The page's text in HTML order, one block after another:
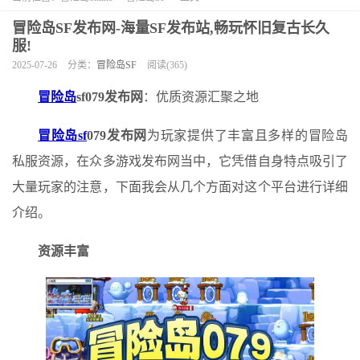
冒险岛SF发布网-海量SF发布站,畅玩怀旧复古长久
服!
2025-07-26 分类： 冒险岛SF 阅读(365)
冒险岛sf079发布网 ：优质资源汇聚之地
冒险岛sf079发布网 为玩家提供了丰富且多样的冒险岛
私服资源，在众多游戏发布网当中，它凭借自身特点吸引了
大量玩家的注意，下面我会从几个方面对这个平台进行详细
介绍。
资源丰富